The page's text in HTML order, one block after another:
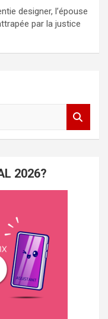
designer, l’épouse
par la justice
2026?